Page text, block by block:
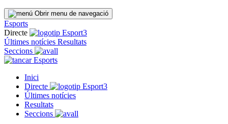
Obrir menu de navegació
Esports
Directe
Últimes notícies Resultats
Seccions
Esports
Inici
Directe
Últimes notícies
Resultats
Seccions